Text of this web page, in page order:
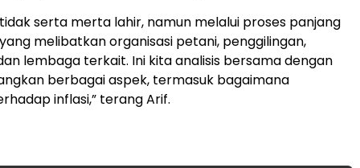
tidak serta merta lahir, namun melalui proses panjang
melibatkan organisasi petani, penggilingan,
lembaga terkait. Ini kita analisis bersama dengan
berbagai aspek, termasuk bagaimana
inflasi,” terang Arif.